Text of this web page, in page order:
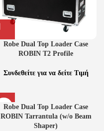
Robe Dual Top Loader Case
ROBIN T2 Profile
Συνδεθείτε για να δείτε Τιμή
Robe Dual Top Loader Case
ROBIN Tarrantula (w/o Beam
Shaper)